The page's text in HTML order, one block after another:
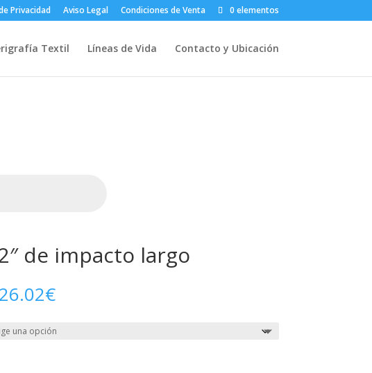
Privacidad Aviso Legal Condiciones de Venta 0 elementos
Textil Líneas de Vida Contacto y Ubicación
de impacto largo
26.02€Rango
de
precios:
desde